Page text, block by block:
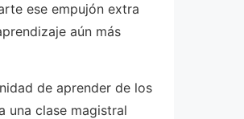
ese empujón extra
aún más
de aprender de los
una clase magistral